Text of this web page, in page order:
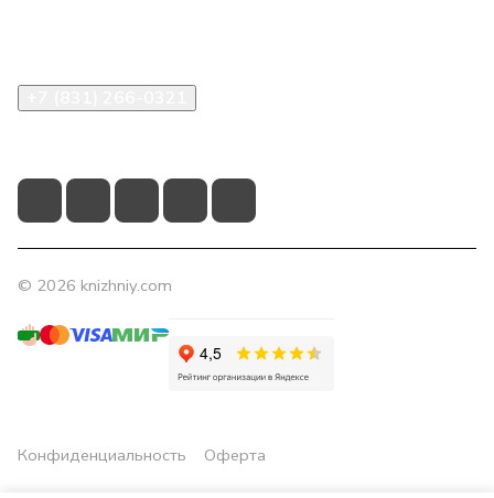
© 2026 knizhniy.com
Конфиденциальность Оферта